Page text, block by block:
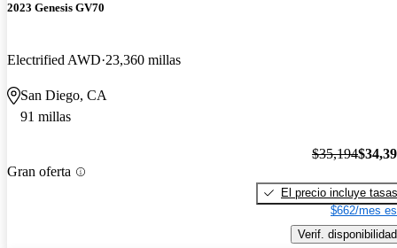
2023 Genesis GV70
Electrified AWD 23,360 millas
San Diego, CA
91 millas
Gran oferta
$35,194
El precio incluye tasas
$662/mes
Verif. disponibilidad